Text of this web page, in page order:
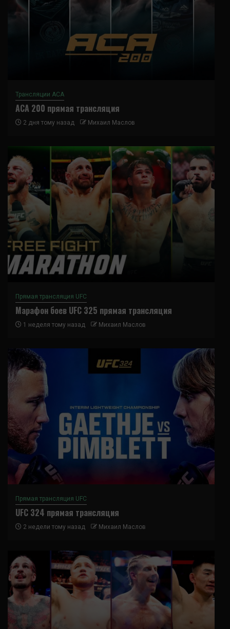
Трансляции ACA
ACA 200 прямая трансляция
2 дня тому назад Михаил Маслов
Прямая трансляция UFC
Марафон боев UFC 325 прямая трансляция
1 неделя тому назад Михаил Маслов
Прямая трансляция UFC
UFC 324 прямая трансляция
2 недели тому назад Михаил Маслов